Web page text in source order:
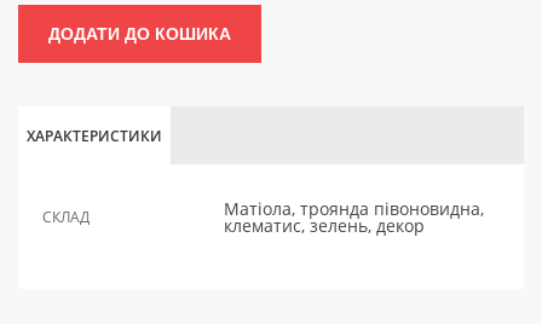
ДОДАТИ ДО КОШИКА
ХАРАКТЕРИСТИКИ
СКЛАД Матіола, троянда півоновидна,
клематис, зелень, декор